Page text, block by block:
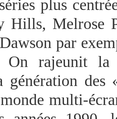
plus
Hills, Melrose
par
On rajeunit
génération
multi-